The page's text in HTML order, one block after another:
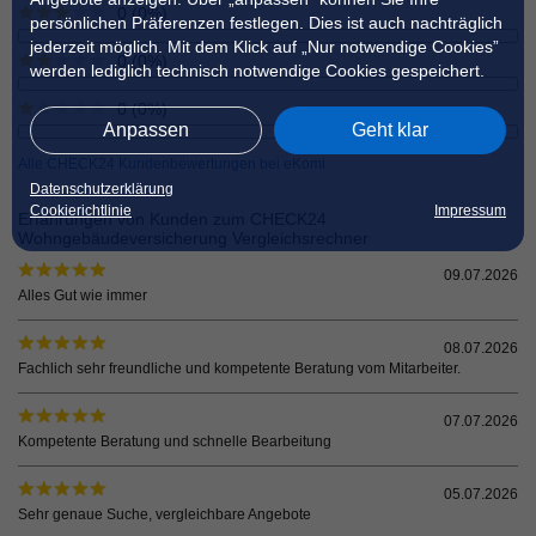
persönlichen Präferenzen festlegen. Dies ist auch nachträglich
jederzeit möglich. Mit dem Klick auf „Nur notwendige Cookies”
werden lediglich technisch notwendige Cookies gespeichert.
Anpassen Geht klar
Datenschutzerklärung
Cookierichtlinie
Impressum
0 (0%)
0 (0%)
0 (0%)
Erfahrungen von Kunden zum CHECK24
09.07.2026
Alles Gut wie immer
08.07.2026
Fachlich sehr freundliche und kompetente Beratung vom Mitarbeiter.
07.07.2026
Kompetente Beratung und schnelle Bearbeitung
05.07.2026
Sehr genaue Suche, vergleichbare Angebote